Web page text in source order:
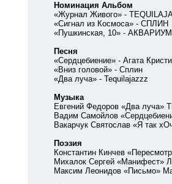
Номинация Альбом
«Журнал Живого» -
«Сигнал из Космоса» - СПЛИН
«Пушкинская, 10» - АКВАРИУМ
Песня
«Сердцебиение» - Агата Кристи
«Вниз головой» - Сплин
«Два луча» - Tequilajazzz
Музыка
Евгений Федоров «Два луча»
Вадим Самойлов
Вакарчук Святослав «Я так
Поэзия
Константин Кинчев
Михалок Сергей «Манифест»
Максим Леонидов «Письмо»